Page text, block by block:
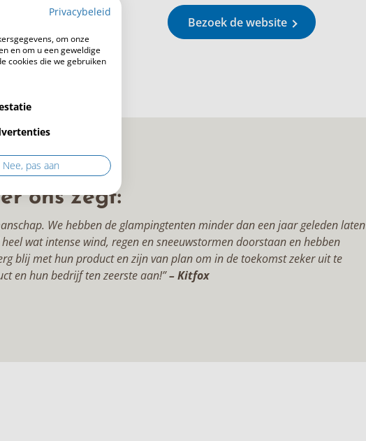
Bezoek de website
ons zegt:
We hebben de glampingtenten minder dan een jaar geleden laten
wat intense wind, regen en sneeuwstormen doorstaan ​​en hebben
blij met hun product en zijn van plan om in de toekomst zeker uit te
en hun bedrijf ten zeerste aan!”– Kitfox
Privacybeleid
om onze
en om u een geweldige
cookies die we gebruiken
Nee, pas aan